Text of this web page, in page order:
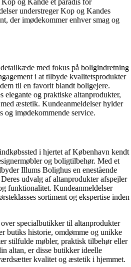
understreger Kop og Kandes
der imødekommer enhver smag og
med fokus på boligindretning
i at tilbyde kvalitetsprodukter
til en favorit blandt boligejere.
elegante og praktiske altanprodukter,
æstetik. Kundeanmeldelser hylder
og imødekommende service.
i hjertet af København kendt
og boligtilbehør. Med et
Illums Bolighus en enestående
udvalg af altanprodukter afspejler
funktionalitet. Kundeanmeldelser
sortiment og ekspertise inden
specialbutikker til altanprodukter
butiks historie, omdømme og unikke
stilfulde møbler, praktisk tilbehør eller
altan, er disse butikker ideelle
kvalitet og æstetik i hjemmet.